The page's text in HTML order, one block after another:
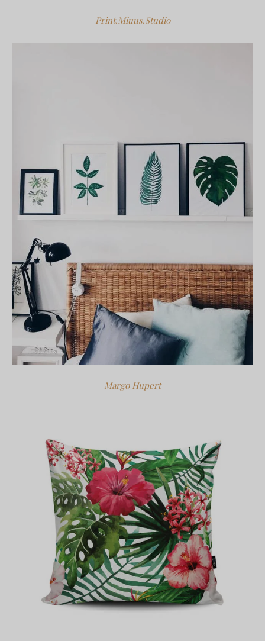
Print.Miuus.Studio
Margo Hupert